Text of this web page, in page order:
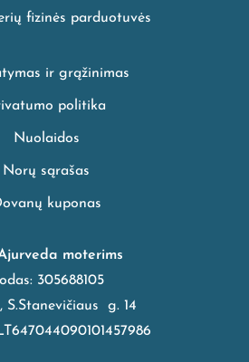
fizinės parduotuvės
ir grąžinimas
politika
Nuolaidos
Norų sąrašas
kuponas
moterims
305688105
S.Stanevičiaus g. 14